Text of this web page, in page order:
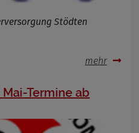
Stödten
mehr
Termine ab